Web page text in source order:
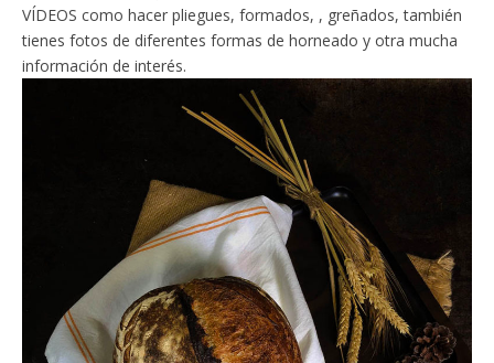
VÍDEOS como hacer pliegues, formados, , greñados, también
tienes fotos de diferentes formas de horneado y otra mucha
información de interés.